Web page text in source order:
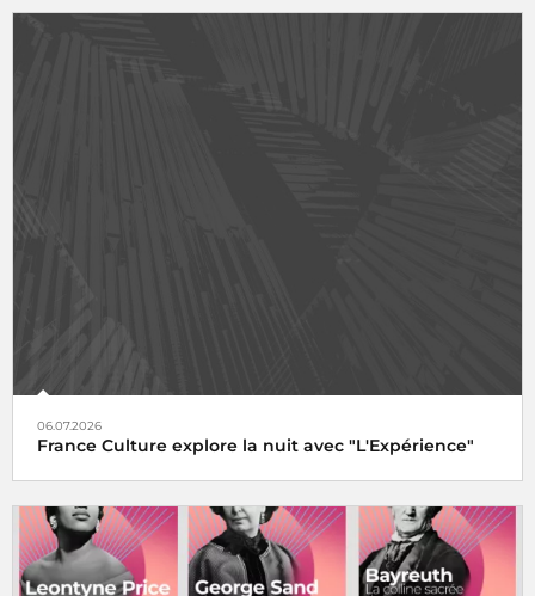
06.07.2026
France Culture explore la nuit avec "L'Expérience"